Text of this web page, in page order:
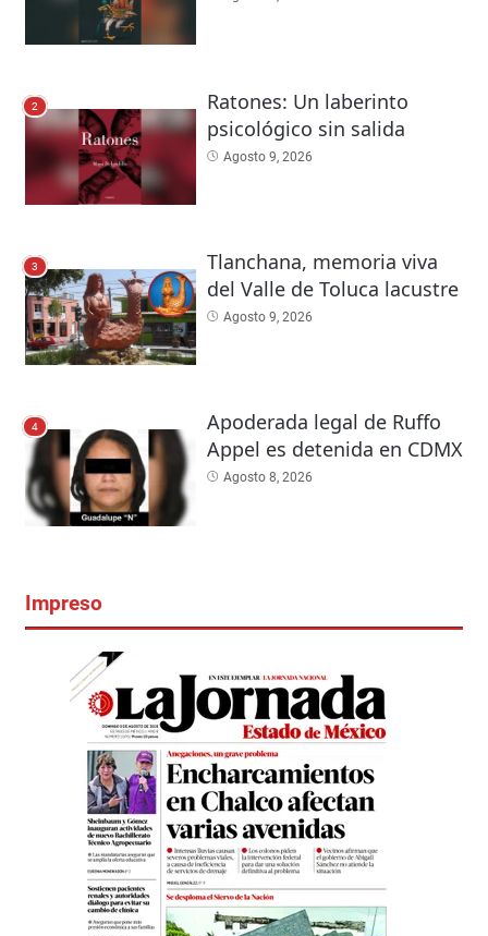
2
Ratones: Un laberinto
psicológico sin salida
Agosto 9, 2026
3
Tlanchana, memoria viva
del Valle de Toluca lacustre
Agosto 9, 2026
4
Apoderada legal de Ruffo
Appel es detenida en CDMX
Agosto 8, 2026
Impreso